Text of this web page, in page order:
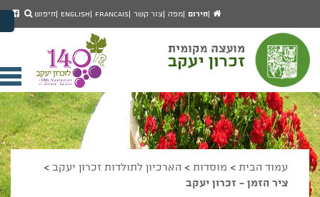
מעבר לתפריט ראשי
הגדל גודל פונט
הקטן גודל פונט
מצב ניגודיות גבוהה
מצב ניגודיות נמוכה
הצג קישורים
הצהרת נגישות
עמוד
הבית
חירום מפה צור קשר Francais
English חיפוש
עמוד הבית > מוסדות > הארכיון לתולדות זכרון יעקב >
ציר הזמן - זכרון יעקב